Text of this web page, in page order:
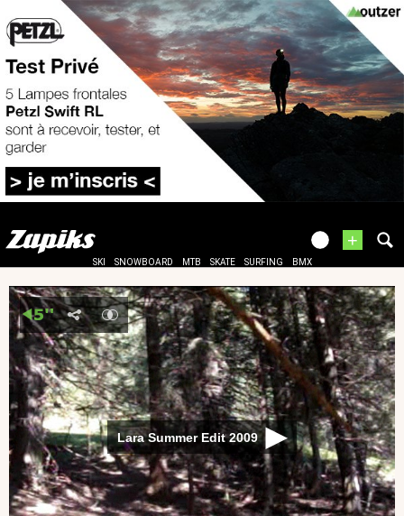
+
SKI SNOWBOARD MTB SKATE SURFING BMX
Lara Summer Edit 2009